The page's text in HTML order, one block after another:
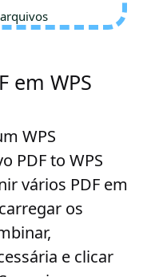
em WPS
WPS
PDF to WPS
vários PDF em
os
e clicar